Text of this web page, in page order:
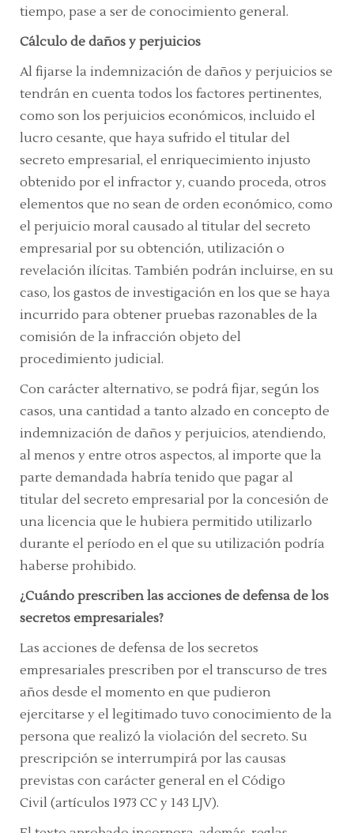
tiempo, pase a ser de conocimiento general.
Cálculo de daños y perjuicios
Al fijarse la indemnización de daños y perjuicios se
tendrán en cuenta todos los factores pertinentes,
como son los perjuicios económicos, incluido el
lucro cesante, que haya sufrido el titular del
secreto empresarial, el enriquecimiento injusto
obtenido por el infractor y, cuando proceda, otros
elementos que no sean de orden económico, como
el perjuicio moral causado al titular del secreto
empresarial por su obtención, utilización o
revelación ilícitas. También podrán incluirse, en su
caso, los gastos de investigación en los que se haya
incurrido para obtener pruebas razonables de la
comisión de la infracción objeto del
procedimiento judicial.
Con carácter alternativo, se podrá fijar, según los
casos, una cantidad a tanto alzado en concepto de
indemnización de daños y perjuicios, atendiendo,
al menos y entre otros aspectos, al importe que la
parte demandada habría tenido que pagar al
titular del secreto empresarial por la concesión de
una licencia que le hubiera permitido utilizarlo
durante el período en el que su utilización podría
haberse prohibido.
¿Cuándo prescriben las acciones de defensa de los
secretos empresariales?
Las acciones de defensa de los secretos
empresariales prescriben por el transcurso de tres
años desde el momento en que pudieron
ejercitarse y el legitimado tuvo conocimiento de la
persona que realizó la violación del secreto. Su
prescripción se interrumpirá por las causas
previstas con carácter general en el Código
Civil (artículos 1973 CC y 143 LJV).